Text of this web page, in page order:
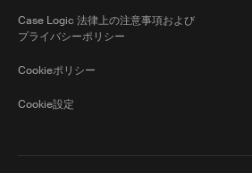
Case Logic 法律上の注意事項および
プライバシーポリシー
Cookieポリシー
Cookie設定